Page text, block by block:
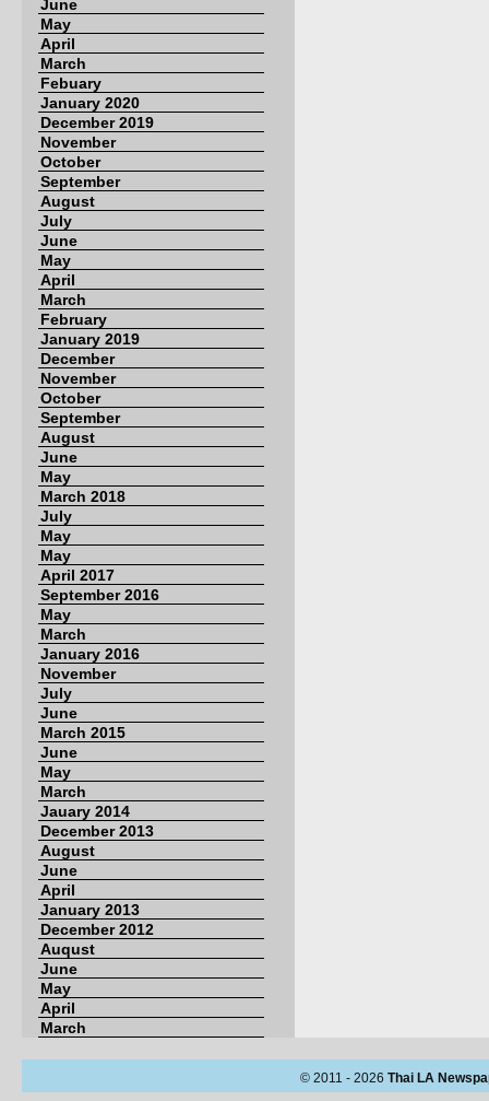
June
May
April
March
Febuary
January 2020
December 2019
November
October
September
August
July
June
May
April
March
February
January 2019
December
November
October
September
August
June
May
March 2018
July
May
May
April 2017
September 2016
May
March
January 2016
November
July
June
March 2015
June
May
March
Jauary 2014
December 2013
August
June
April
January 2013
December 2012
Auqust
June
May
April
March
© 2011 - 2026 Thai LA